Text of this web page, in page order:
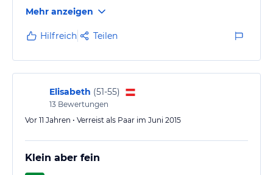
Mehr anzeigen
Hilfreich Teilen
Elisabeth (51-55)
13 Bewertungen
Vor 11 Jahren • Verreist als Paar im Juni 2015
Klein aber fein